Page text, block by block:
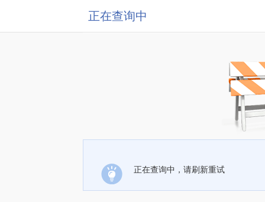
正在查询中
正在查询中，请刷新重试